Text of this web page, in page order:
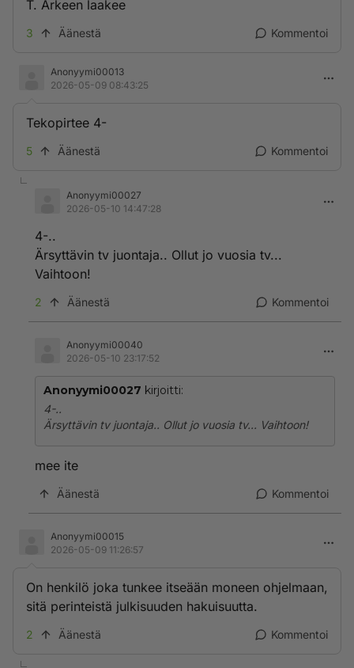
T. Arkeen laakee
3 Äänestä Kommentoi
Anonyymi00013
2026-05-09 08:43:25
Tekopirtee 4-
5 Äänestä Kommentoi
Anonyymi00027
2026-05-10 14:47:28
4-..
Ärsyttävin tv juontaja.. Ollut jo vuosia tv...
Vaihtoon!
2 Äänestä Kommentoi
Anonyymi00040
2026-05-10 23:17:52
Anonyymi00027 kirjoitti:
4-..
Ärsyttävin tv juontaja.. Ollut jo vuosia tv... Vaihtoon!
mee ite
Äänestä Kommentoi
Anonyymi00015
2026-05-09 11:26:57
On henkilö joka tunkee itseään moneen ohjelmaan,
sitä perinteistä julkisuuden hakuisuutta.
2 Äänestä Kommentoi